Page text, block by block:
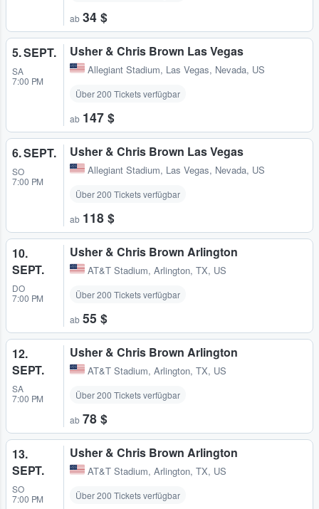
ab 34 $
5. SEPT.
SA
7:00 PM
Usher & Chris Brown Las Vegas
Allegiant Stadium, Las Vegas, Nevada, US
Über 200 Tickets verfügbar
ab 147 $
6. SEPT.
SO
7:00 PM
Usher & Chris Brown Las Vegas
Allegiant Stadium, Las Vegas, Nevada, US
Über 200 Tickets verfügbar
ab 118 $
10.
SEPT.
DO
7:00 PM
Usher & Chris Brown Arlington
AT&T Stadium, Arlington, TX, US
Über 200 Tickets verfügbar
ab 55 $
12.
SEPT.
SA
7:00 PM
Usher & Chris Brown Arlington
AT&T Stadium, Arlington, TX, US
Über 200 Tickets verfügbar
ab 78 $
13.
SEPT.
SO
7:00 PM
Usher & Chris Brown Arlington
AT&T Stadium, Arlington, TX, US
Über 200 Tickets verfügbar